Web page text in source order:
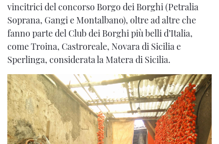
vincitrici del concorso Borgo dei Borghi (Petralia
Soprana, Gangi e Montalbano), oltre ad altre che
fanno parte del Club dei Borghi più belli d’Italia,
come Troina, Castroreale, Novara di Sicilia e
Sperlinga, considerata la Matera di Sicilia.